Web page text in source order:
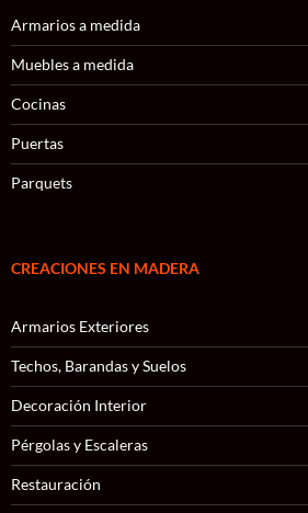
Armarios a medida
Muebles a medida
Cocinas
Puertas
Parquets
CREACIONES EN MADERA
Armarios Exteriores
Techos, Barandas y Suelos
Decoración Interior
Pérgolas y Escaleras
Restauración